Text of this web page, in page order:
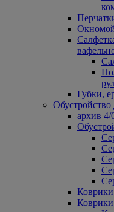
Губки,
Обустройство
архив 4/